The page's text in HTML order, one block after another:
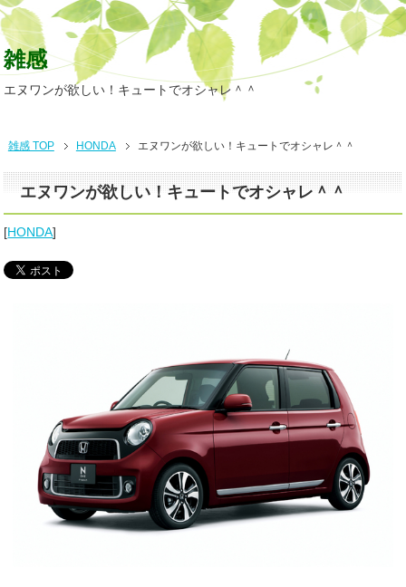
雑感
エヌワンが欲しい！キュートでオシャレ＾＾
雑感 TOP HONDA エヌワンが欲しい！キュートでオシャレ＾＾
エヌワンが欲しい！キュートでオシャレ＾＾
[HONDA]